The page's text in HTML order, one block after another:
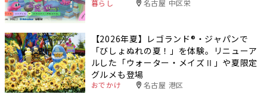
暮らし 名古屋 中区栄
【2026年夏】レゴランド®・ジャパンで
「びしょぬれの夏！」を体験。リニューア
ルした「ウォーター・メイズⅡ」や夏限定
グルメも登場
おでかけ 名古屋 港区